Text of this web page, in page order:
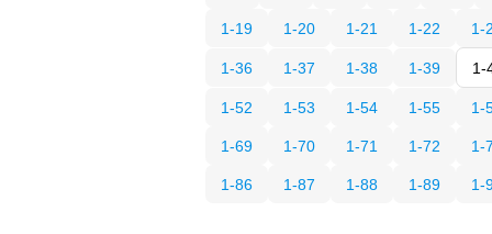
1-19 1-20 1-21 1-22 1-
1-36 1-37 1-38 1-39 1-
1-52 1-53 1-54 1-55 1-
1-69 1-70 1-71 1-72 1-
1-86 1-87 1-88 1-89 1-